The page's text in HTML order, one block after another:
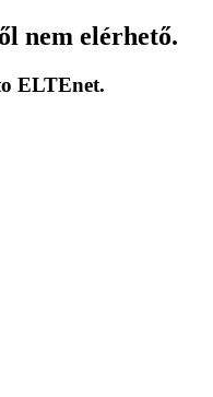
nem elérhető.
ELTEnet.